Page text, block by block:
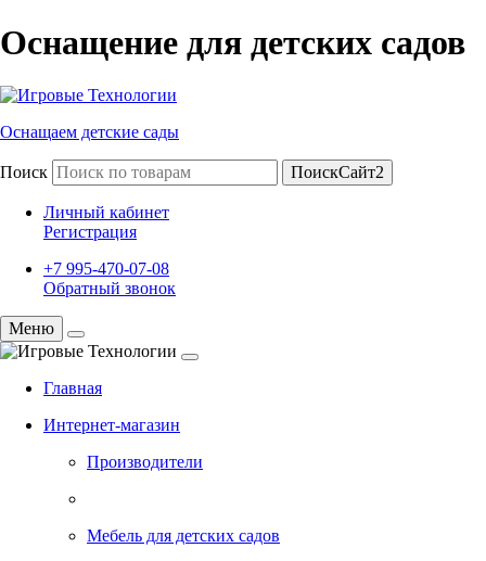
Оснащение для детских садов
Оснащаем детские сады
Поиск ПоискСайт2
Личный кабинет
Регистрация
+7 995-470-07-08
Обратный звонок
Меню
Главная
Интернет-магазин
Производители
Мебель для детских садов